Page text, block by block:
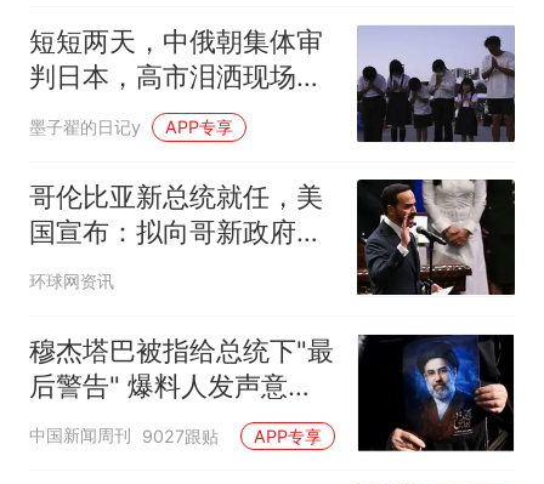
短短两天，中俄朝集体审
判日本，高市泪洒现场，
中方已仁至义尽
墨子翟的日记y APP专享
哥伦比亚新总统就任，美
国宣布：拟向哥新政府提
供10亿美元安全援助
环球网资讯
穆杰塔巴被指给总统下"最
后警告" 爆料人发声意味
深长
中国新闻周刊 9027跟贴 APP专享